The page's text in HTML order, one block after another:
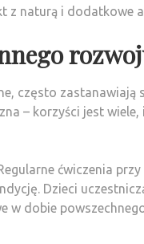
z naturą i dodatkowe
często zastanawiają
– korzyści jest
ćwiczenia
Dzieci
w dobie